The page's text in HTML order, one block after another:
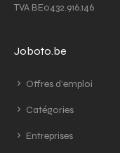
TVA BE0432.916.146
Joboto.be
Offres d'emploi
Catégories
Entreprises